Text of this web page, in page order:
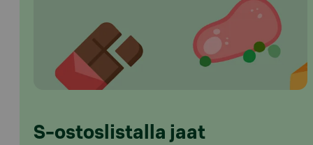
S-ostoslistalla jaat